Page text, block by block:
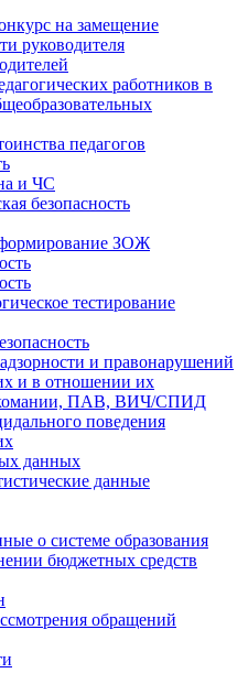
на замещение
руководителя
работников в
педагогов
и ЧС
безопасность
ЗОЖ
тестирование
и правонарушений
и в отношении их
ПАВ, ВИЧ/СПИД
поведения
данных
данные
о системе образования
бюджетных средств
обращений